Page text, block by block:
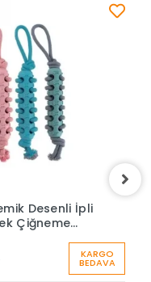
Oyuncak
Çiğneme 33
KARGO
BEDAVA